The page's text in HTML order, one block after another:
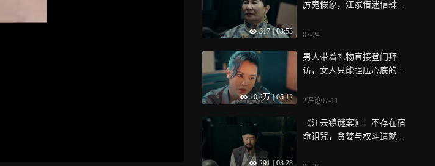
317 | 03:53
厉鬼假象，江家借迷信肆意
07-24
10.2万 | 05:12
男人带着礼物直接登门拜
访，女人只能强压心底的恐
2评论07-11
291 03:28
《江云镇谜案》：不存在宿
命诅咒，贪婪与权斗造就古